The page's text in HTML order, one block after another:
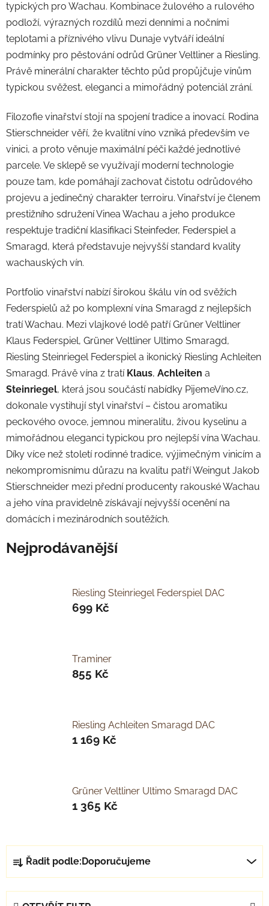
typických pro Wachau. Kombinace žulového a rulového
podloží, výrazných rozdílů mezi denními a nočními
teplotami a příznivého vlivu Dunaje vytváří ideální
podmínky pro pěstování odrůd Grüner Veltliner a Riesling.
Právě minerální charakter těchto půd propůjčuje vínům
typickou svěžest, eleganci a mimořádný potenciál zrání.
Filozofie vinařství stojí na spojení tradice a inovací. Rodina
Stierschneider věří, že kvalitní víno vzniká především ve
vinici, a proto věnuje maximální péči každé jednotlivé
parcele. Ve sklepě se využívají moderní technologie
pouze tam, kde pomáhají zachovat čistotu odrůdového
projevu a jedinečný charakter terroiru. Vinařství je členem
prestižního sdružení Vinea Wachau a jeho produkce
respektuje tradiční klasifikaci Steinfeder, Federspiel a
Smaragd, která představuje nejvyšší standard kvality
wachauských vín.
Portfolio vinařství nabízí širokou škálu vín od svěžích
Federspielů až po komplexní vína Smaragd z nejlepších
tratí Wachau. Mezi vlajkové lodě patří Grüner Veltliner
Klaus Federspiel, Grüner Veltliner Ultimo Smaragd,
Riesling Steinriegel Federspiel a ikonický Riesling Achleiten
Smaragd. Právě vína z tratí Klaus, Achleiten a
Steinriegel, která jsou součástí nabídky PijemeVíno.cz,
dokonale vystihují styl vinařství – čistou aromatiku
peckového ovoce, jemnou mineralitu, živou kyselinu a
mimořádnou eleganci typickou pro nejlepší vína Wachau.
Díky více než století rodinné tradice, výjimečným vinicím a
nekompromisnímu důrazu na kvalitu patří Weingut Jakob
Stierschneider mezi přední producenty rakouské Wachau
a jeho vína pravidelně získávají nejvyšší ocenění na
domácích i mezinárodních soutěžích.
Nejprodávanější
Riesling Steinriegel Federspiel DAC
699 Kč
Traminer
855 Kč
Riesling Achleiten Smaragd DAC
1 169 Kč
Grüner Veltliner Ultimo Smaragd DAC
1 365 Kč
a
z
Řadit podle:Doporučujeme